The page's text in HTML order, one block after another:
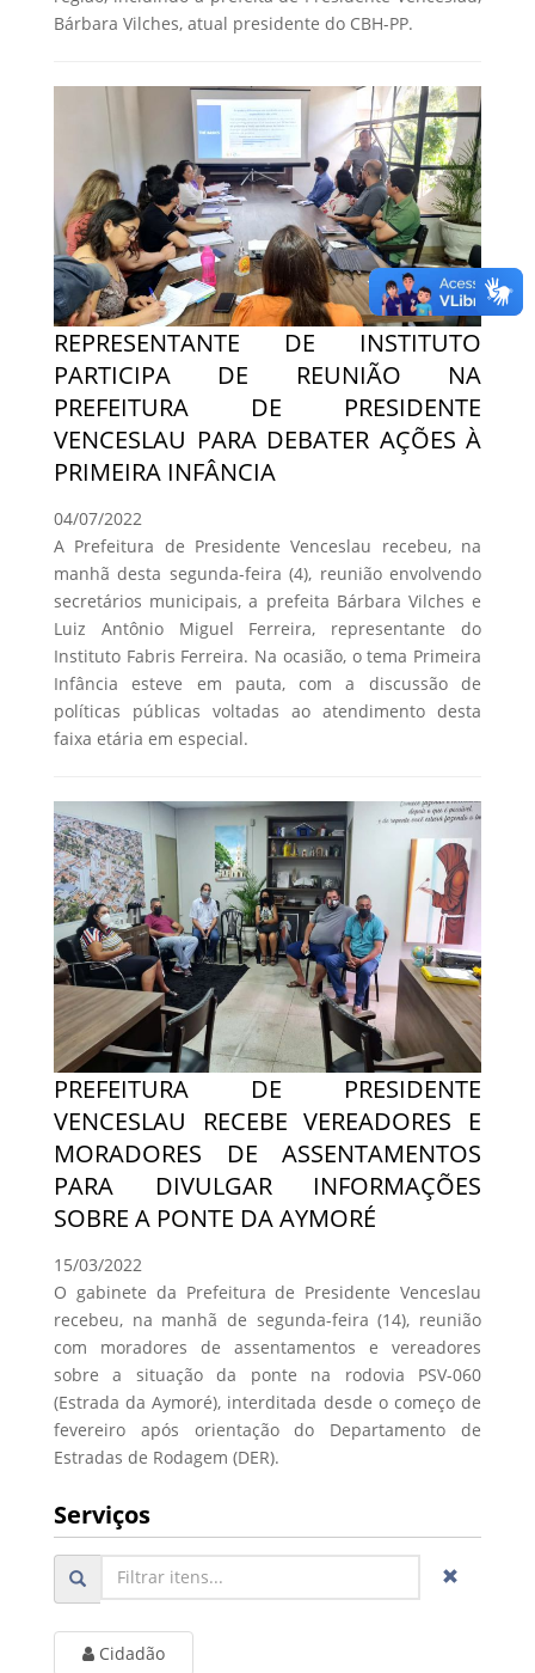
Bárbara Vilches, atual presidente do CBH-PP.
REPRESENTANTE DE INSTITUTO
PARTICIPA DE REUNIÃO NA
PREFEITURA DE PRESIDENTE
VENCESLAU PARA DEBATER AÇÕES À
PRIMEIRA INFÂNCIA
04/07/2022
A Prefeitura de Presidente Venceslau recebeu, na
manhã desta segunda-feira (4), reunião envolvendo
secretários municipais, a prefeita Bárbara Vilches e
Luiz Antônio Miguel Ferreira, representante do
Instituto Fabris Ferreira. Na ocasião, o tema Primeira
Infância esteve em pauta, com a discussão de
políticas públicas voltadas ao atendimento desta
faixa etária em especial.
PREFEITURA DE PRESIDENTE
VENCESLAU RECEBE VEREADORES E
MORADORES DE ASSENTAMENTOS
PARA DIVULGAR INFORMAÇÕES
SOBRE A PONTE DA AYMORÉ
15/03/2022
O gabinete da Prefeitura de Presidente Venceslau
recebeu, na manhã de segunda-feira (14), reunião
com moradores de assentamentos e vereadores
sobre a situação da ponte na rodovia PSV-060
(Estrada da Aymoré), interditada desde o começo de
fevereiro após orientação do Departamento de
Estradas de Rodagem (DER).
Serviços
Cidadão